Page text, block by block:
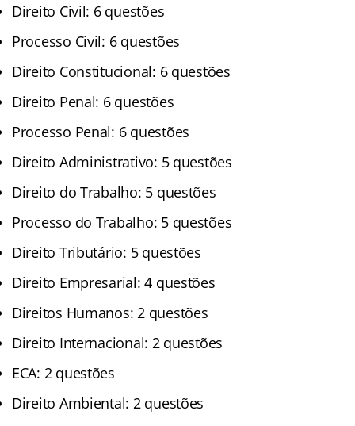
Direito Civil: 6 questões
Processo Civil: 6 questões
Direito Constitucional: 6 questões
Direito Penal: 6 questões
Processo Penal: 6 questões
Direito Administrativo: 5 questões
Direito do Trabalho: 5 questões
Processo do Trabalho: 5 questões
Direito Tributário: 5 questões
Direito Empresarial: 4 questões
Direitos Humanos: 2 questões
Direito Internacional: 2 questões
ECA: 2 questões
Direito Ambiental: 2 questões